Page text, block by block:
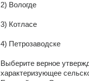
2) Вологде
3) Котласе
4) Петрозаводске
Выберите верное
характеризующее